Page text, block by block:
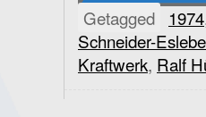
Getagged 1974
Schneider-
Kraftwerk, Ralf